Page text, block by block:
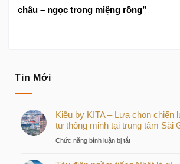
châu – ngọc trong miệng rồng”
Tin Mới
Kiều by KITA – Lựa chọn chiến
tư thông minh tại trung tâm Sài
Chức năng bình luận bị tắtở